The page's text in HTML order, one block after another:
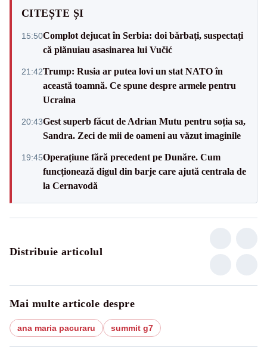
CITEȘTE ȘI
15:50Complot dejucat în Serbia: doi bărbați, suspectați
că plănuiau asasinarea lui Vučić
21:42Trump: Rusia ar putea lovi un stat NATO în
această toamnă. Ce spune despre armele pentru
Ucraina
20:43Gest superb făcut de Adrian Mutu pentru soția sa,
Sandra. Zeci de mii de oameni au văzut imaginile
19:45Operațiune fără precedent pe Dunăre. Cum
funcționează digul din barje care ajută centrala de
la Cernavodă
Distribuie articolul
Mai multe articole despre
ana maria pacuraru summit g7